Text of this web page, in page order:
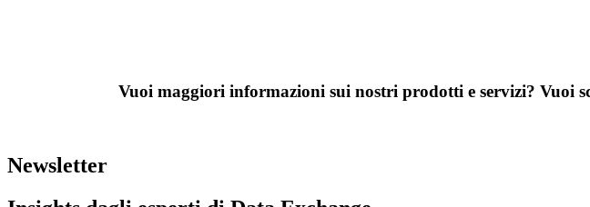
Vuoi maggiori informazioni sui nostri prodotti e servizi? Vuoi
Newsletter